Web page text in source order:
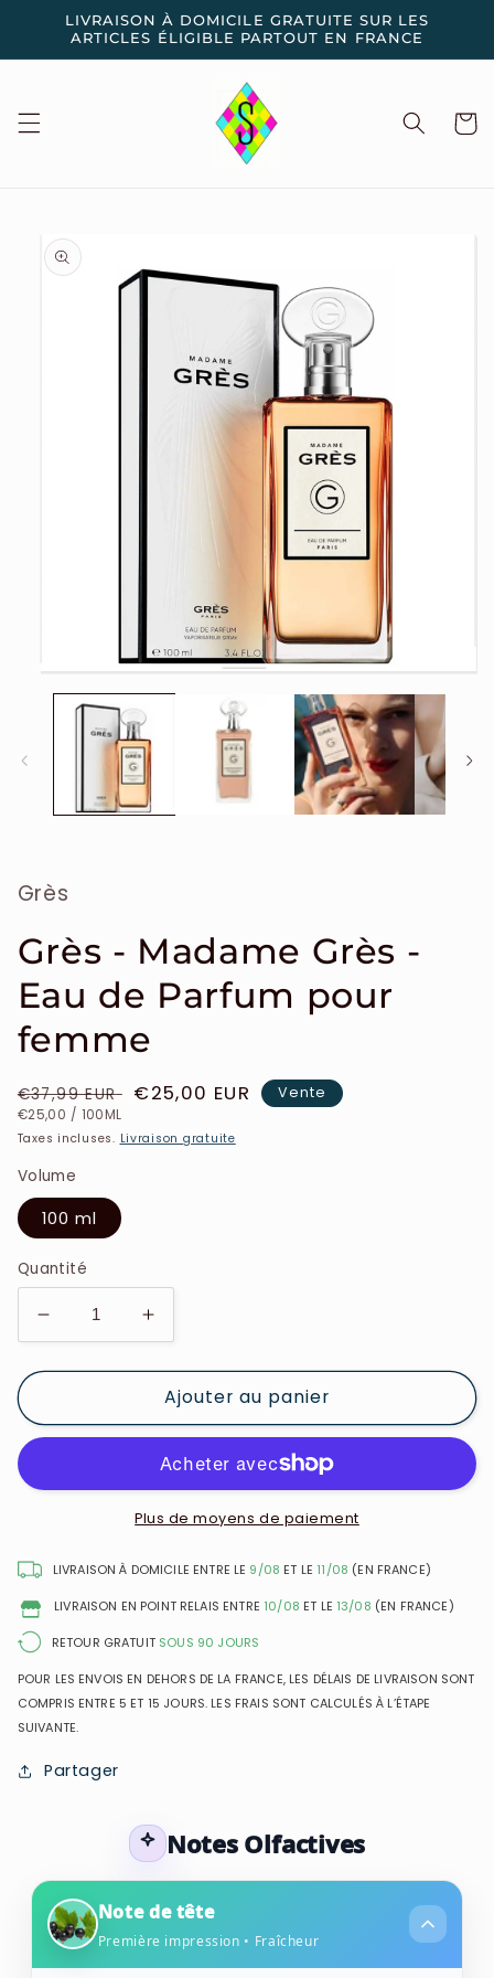
passer
contenu
LIVRAISON À DOMICILE GRATUITE SUR LES
ARTICLES ÉLIGIBLE PARTOUT EN FRANCE
Panier
Passer aux
informations
produits
média
Grès
Grès - Madame Grès -
Eau de Parfum pour
femme
Prix
habituel
€37,99 EUR
Prix
€25,00 EUR
PRIX
€25,00 / PAR
100ML
Vente
Taxes incluses. Livraison gratuite
Volume
100 ml
Quantité
Réduire
la
quantité
Grès
-
Grès
de
pour
femme
Augmenter
la
quantité
de
Grès
Madame
Grès
-
de
pour
femme
Ajouter au panier
Plus de moyens de paiement
LIVRAISON À DOMICILE ENTRE LE 9/08 ET LE 11/08 (EN FRANCE)
LIVRAISON EN POINT RELAIS ENTRE 10/08 ET LE 13/08 (EN FRANCE)
RETOUR GRATUIT SOUS 90 JOURS
POUR LES ENVOIS EN DEHORS DE LA FRANCE, LES DÉLAIS DE LIVRAISON SONT
COMPRIS ENTRE 5 ET 15 JOURS. LES FRAIS SONT CALCULÉS À L’ÉTAPE
SUIVANTE.
Partager
Notes Olfactives
Note de tête
Première impression • Fraîcheur